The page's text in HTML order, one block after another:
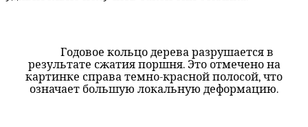
Годовое кольцо дерева разрушается в
результате сжатия поршня. Это отмечено на
картинке справа темно-красной полосой, что
означает большую локальную деформацию.